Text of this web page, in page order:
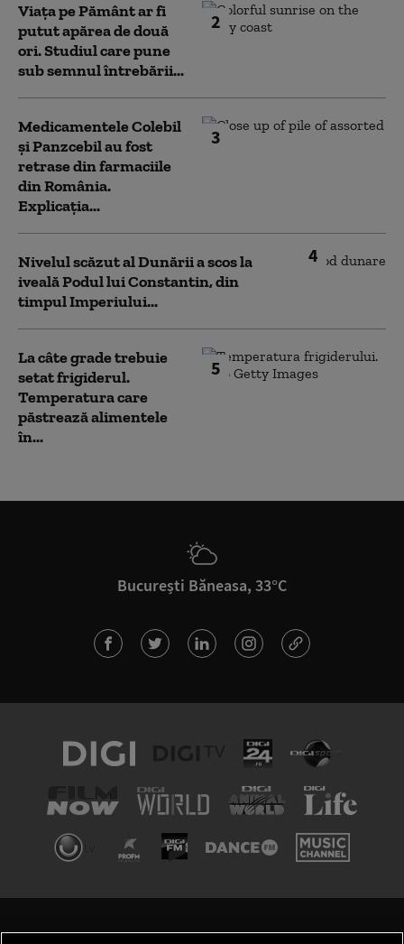
2
Viața pe Pământ ar fi
putut apărea de două
ori. Studiul care pune
sub semnul întrebării...
3
Medicamentele Colebil
și Panzcebil au fost
retrase din farmaciile
din România.
Explicația...
4
Nivelul scăzut al Dunării a scos la
iveală Podul lui Constantin, din
timpul Imperiului...
5
La câte grade trebuie
setat frigiderul.
Temperatura care
păstrează alimentele
în...
București Băneasa, 33°C